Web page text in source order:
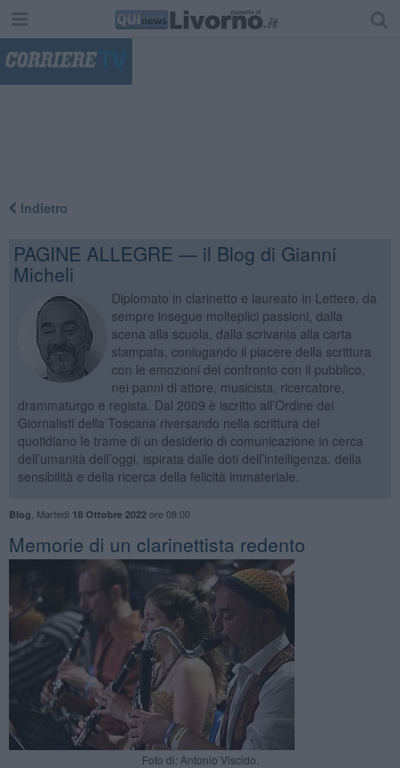
Indietro
PAGINE ALLEGRE — il Blog di Gianni
Micheli
Diplomato in clarinetto e laureato in Lettere, da
sempre insegue molteplici passioni, dalla
scena alla scuola, dalla scrivania alla carta
stampata, coniugando il piacere della scrittura
con le emozioni del confronto con il pubblico,
nei panni di attore, musicista, ricercatore,
drammaturgo e regista. Dal 2009 è iscritto all’Ordine dei
Giornalisti della Toscana riversando nella scrittura del
quotidiano le trame di un desiderio di comunicazione in cerca
dell’umanità dell’oggi, ispirata dalle doti dell’intelligenza, della
sensibilità e della ricerca della felicità immateriale.
Blog Martedì 18 Ottobre 2022ore 08:00
Memorie di un clarinettista redento
Foto di: Antonio Viscido.